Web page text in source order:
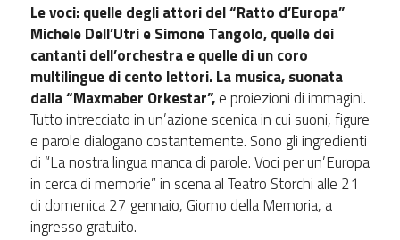
Le voci: quelle degli attori del “Ratto d’Europa”
Michele Dell’Utri e Simone Tangolo, quelle dei
cantanti dell’orchestra e quelle di un coro
multilingue di cento lettori. La musica, suonata
dalla “Maxmaber Orkestar”,e proiezioni di immagini.
Tutto intrecciato in un’azione scenica in cui suoni, figure
e parole dialogano costantemente. Sono gli ingredienti
di “La nostra lingua manca di parole. Voci per un’Europa
in cerca di memorie” in scena al Teatro Storchi alle 21
di domenica 27 gennaio, Giorno della Memoria, a
ingresso gratuito.